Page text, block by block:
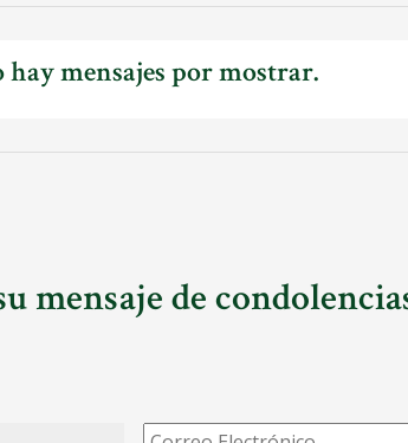
hay mensajes por mostrar.
mensaje de
Electrónico *